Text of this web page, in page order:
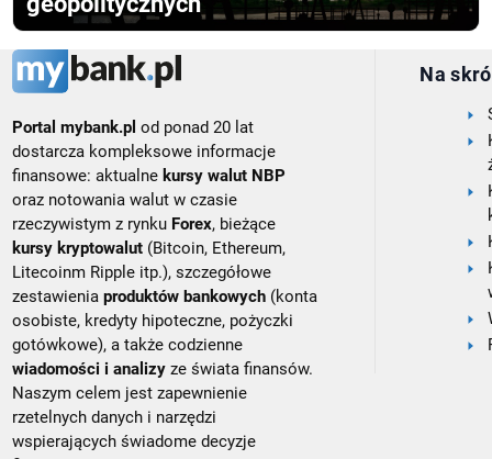
Portal mybank.pl od ponad 20 lat
dostarcza kompleksowe informacje
finansowe: aktualne kursy walut NBP
oraz notowania walut w czasie
rzeczywistym z rynku Forex, bieżące
kursy kryptowalut (Bitcoin, Ethereum,
Litecoinm Ripple itp.), szczegółowe
zestawieniaproduktów bankowych (konta
osobiste, kredyty hipoteczne, pożyczki
gotówkowe), a także codzienne
wiadomości i analizy ze świata finansów.
Naszym celem jest zapewnienie
rzetelnych danych i narzędzi
wspierających świadome decyzje
Na